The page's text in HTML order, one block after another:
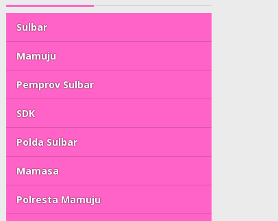
Sulbar
Mamuju
Pemprov Sulbar
SDK
Polda Sulbar
Mamasa
Polresta Mamuju